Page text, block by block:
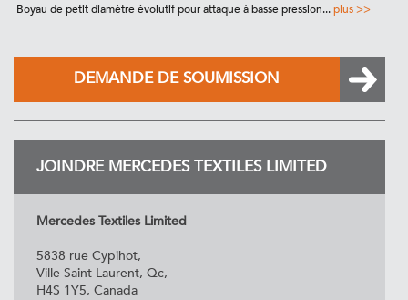
Boyau de petit diamètre évolutif pour attaque à basse pression...plus >>
DEMANDE DE SOUMISSION
JOINDRE MERCEDES TEXTILES LIMITED
Mercedes Textiles Limited
5838 rue Cypihot,
Ville Saint Laurent, Qc,
H4S 1Y5, Canada